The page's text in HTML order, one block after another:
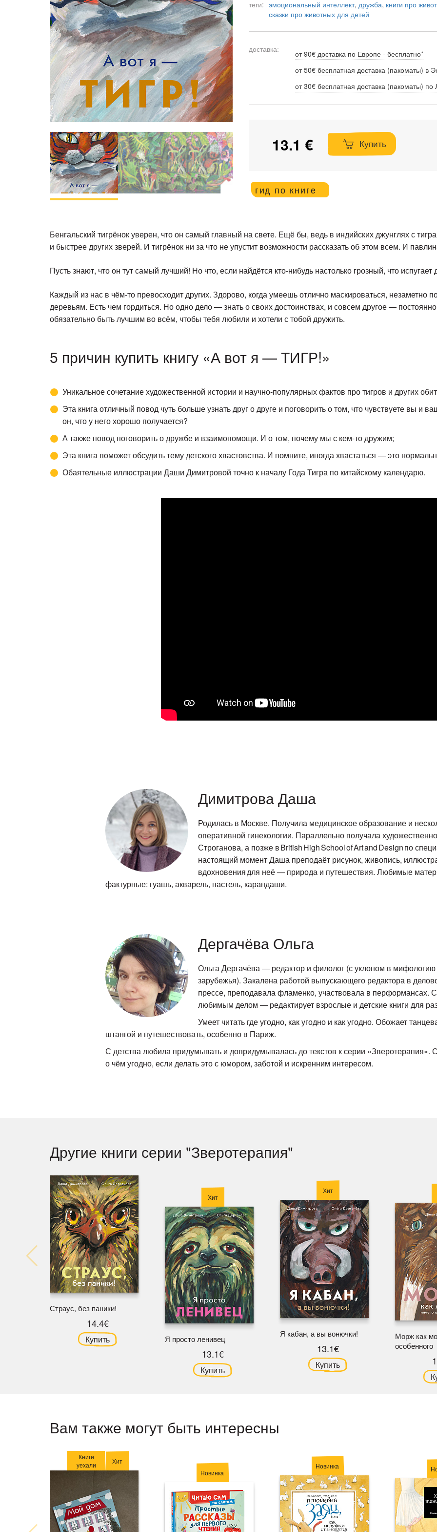
теги: эмоциональный интеллект, дружба, книги про
сказки про животных для детей
доставка:
от 90€ доставка по Европе - бесплатно*
от 50€ бесплатная доставка (пакоматы) в
от 30€ бесплатная доставка (пакоматы) по
13.1 € Купить
гид по книге
Бенгальский тигрёнок уверен, что он самый главный на свете. Ещё бы, ведь в индийских джунглях с
и быстрее других зверей. И тигрёнок ни за что не упустит возможности рассказать об этом всем. И
Пусть знают, что он тут самый лучший! Но что, если найдётся кто-нибудь настолько грозный, что
Каждый из нас в чём-то превосходит других. Здорово, когда умеешь отлично маскироваться, незаметно
деревьям. Есть чем гордиться. Но одно дело — знать о своих достоинствах, и совсем другое —
обязательно быть лучшим во всём, чтобы тебя любили и хотели с тобой дружить.
5 причин купить книгу «А вот я — ТИГР!»
Уникальное сочетание художественной истории и научно-популярных фактов про тигров и других
Эта книга отличный повод чуть больше узнать друг о друге и поговорить о том, что чувствуете вы и
он, что у него хорошо получается?
А также повод поговорить о дружбе и взаимопомощи. И о том, почему мы с кем-то дружим;
Эта книга поможет обсудить тему детского хвастовства. И помните, иногда хвастаться — это
Обаятельные иллюстрации Даши Димитровой точно к началу Года Тигра по китайскому календарю.
Димитрова Даша
Родилась в Москве. Получила медицинское образование и
оперативной гинекологии. Параллельно получала
Строганова, а позже в British High School of Art and Design по
настоящий момент Даша преподаёт рисунок, живопись,
вдохновения для неё — природа и путешествия. Любимые
фактурные: гуашь, акварель, пастель, карандаши.
Дергачёва Ольга
Ольга Дергачёва — редактор и филолог (с уклоном в мифологию
зарубежья). Закалена работой выпускающего редактора в
прессе, преподавала фламенко, участвовала в перформансах.
любимым делом — редактирует взрослые и детские книги для
Умеет читать где угодно, как угодно и как угодно. Обожает
штангой и путешествовать, особенно в Париж.
С детства любила придумывать и допридумывалась до текстов к серии «Зверотерапия».
о чём угодно, если делать это с юмором, заботой и искренним интересом.
Другие книги серии "Зверотерапия"
Страус, без паники!
14.4€
Купить
Хит
Я просто ленивец
13.1€
Купить
Хит
Я кабан, а вы вонючки!
13.1€
Купить
Морж как
особенного
Вам также могут быть интересны
Книги
уехали
Хит
Новинка
Новинка